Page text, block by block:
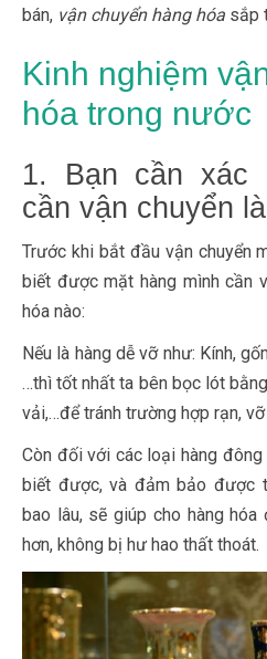
bán, vận chuyển hàng hóa sắp
Kinh nghiệm
hóa trong nước
1. Bạn cần xác
cần vận chuyển
Trước khi bắt đầu vận chuyển
biết được mặt hàng mình cần
hóa nào:
Nếu là hàng dễ vỡ như: Kính,
…thì tốt nhất ta bên bọc lót
vải,…để tránh trường hợp rạn,
Còn đối với các loại hàng
biết được, và đảm bảo được
bao lâu, sẽ giúp cho hàng
hơn, không bị hư hao thất thoát.